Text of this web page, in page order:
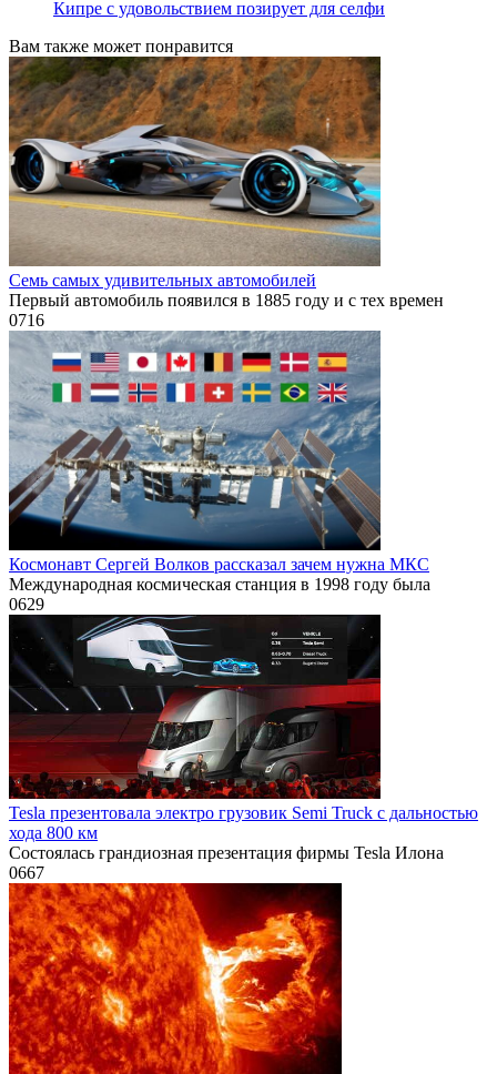
Кипре с удовольствием позирует для селфи
Вам также может понравится
Семь самых удивительных автомобилей
Первый автомобиль появился в 1885 году и с тех времен
0716
Космонавт Сергей Волков рассказал зачем нужна МКС
Международная космическая станция в 1998 году была
0629
Tesla презентовала электро грузовик Semi Truck с дальностью
хода 800 км
Состоялась грандиозная презентация фирмы Tesla Илона
0667